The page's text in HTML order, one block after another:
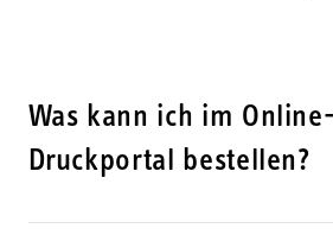
Was kann ich im Online-
Druckportal bestellen?